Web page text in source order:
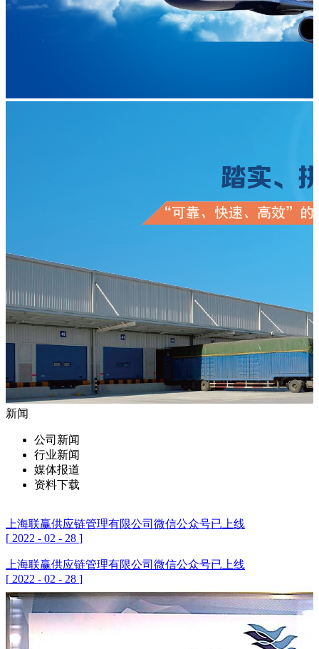
新闻
公司新闻
行业新闻
媒体报道
资料下载
上海联赢供应链管理有限公司微信公众号已上线
[ 2022 - 02 - 28 ]
上海联赢供应链管理有限公司微信公众号已上线
[ 2022 - 02 - 28 ]